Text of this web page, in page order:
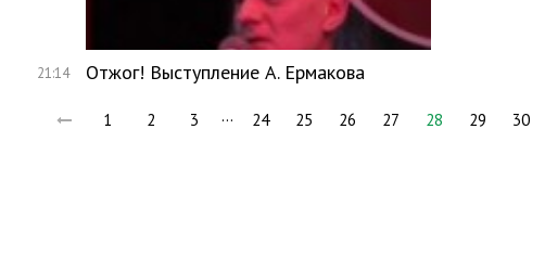
21:14 Отжог! Выступление А. Ермакова
1 2 3 … 24 25 26 27 28 29 30